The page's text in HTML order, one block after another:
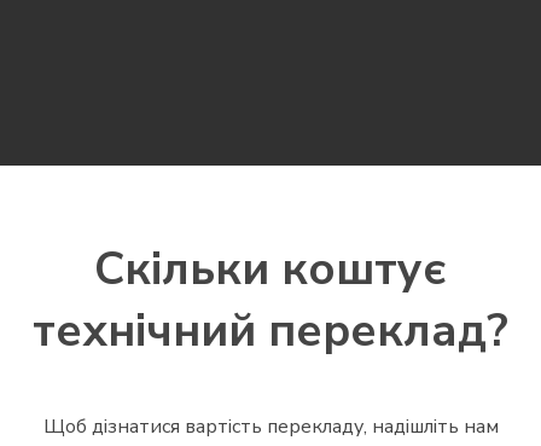
Скільки коштує
технічний переклад?
Щоб дізнатися вартість перекладу, надішліть нам